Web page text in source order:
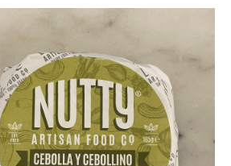
slideshow Items